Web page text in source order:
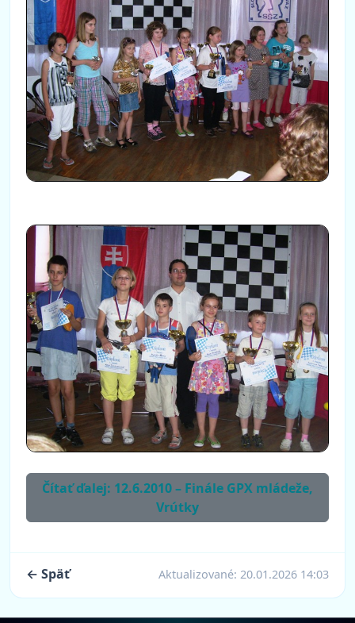
Čítať ďalej: 12.6.2010 – Finále GPX mládeže,
Vrútky
← Späť Aktualizované: 20.01.2026 14:03